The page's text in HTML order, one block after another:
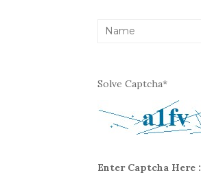
Solve Captcha*
Enter Captcha Here :